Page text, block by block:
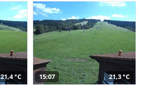
21,4 °C 15:07 21,3 °C